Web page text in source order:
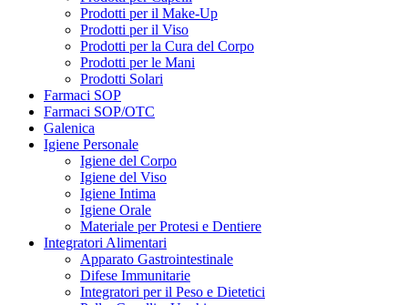
Prodotti per il Make-Up
Prodotti per il Viso
Prodotti per la Cura del Corpo
Prodotti per le Mani
Prodotti Solari
Farmaci SOP
Farmaci SOP/OTC
Galenica
Igiene Personale
Igiene del Corpo
Igiene del Viso
Igiene Intima
Igiene Orale
Materiale per Protesi e Dentiere
Integratori Alimentari
Apparato Gastrointestinale
Difese Immunitarie
Integratori per il Peso e Dietetici